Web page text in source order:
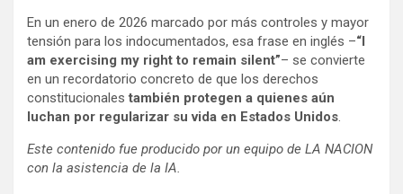
En un enero de 2026 marcado por más controles y mayor
tensión para los indocumentados, esa frase en inglés –“I
am exercising my right to remain silent”– se convierte
en un recordatorio concreto de que los derechos
constitucionales también protegen a quienes aún
luchan por regularizar su vida en Estados Unidos.
Este contenido fue producido por un equipo de LA NACION
con la asistencia de la IA.